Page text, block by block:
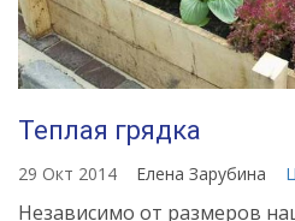
Теплая грядка
29 Окт 2014 Елена Зарубина
Независимо от размеров